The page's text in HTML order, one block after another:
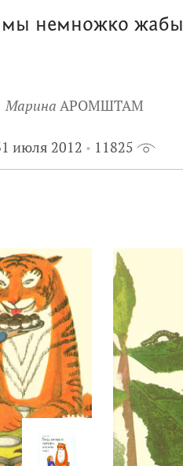
мы немножко жабы
Марина АРОМШТАМ
июля 2012 11825